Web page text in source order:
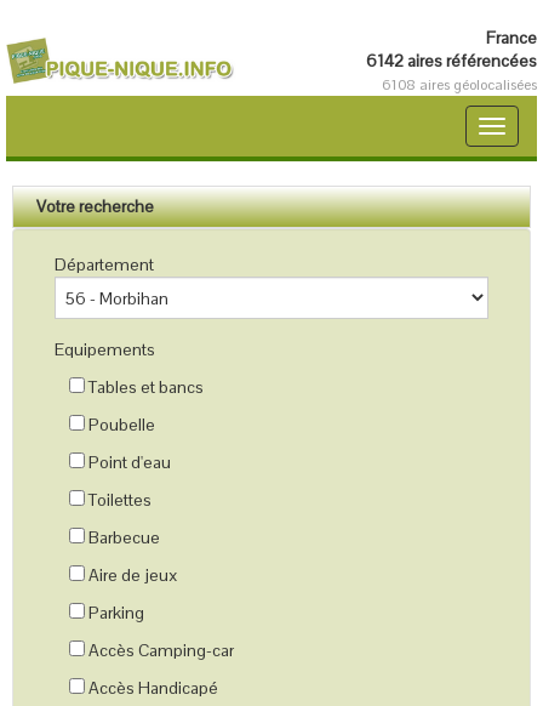
France
6142 aires référencées
6108 aires géolocalisées
Toggle
Votre recherche
Département
Equipements
Tables et bancs
Poubelle
Point d'eau
Toilettes
Barbecue
Aire de jeux
Parking
Accès Camping-car
Accès Handicapé